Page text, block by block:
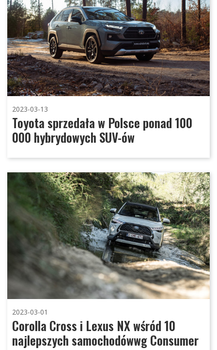
2023-03-13
Toyota sprzedała w Polsce ponad 100
000 hybrydowych SUV-ów
2023-03-01
Corolla Cross i Lexus NX wśród 10
najlepszych samochodówwg Consumer